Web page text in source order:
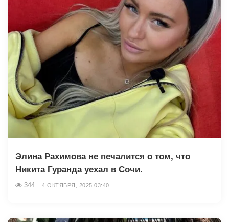
Элина Рахимова не печалится о том, что
Никита Гуранда уехал в Сочи.
344 4 ОКТЯБРЯ, 2025 03:40